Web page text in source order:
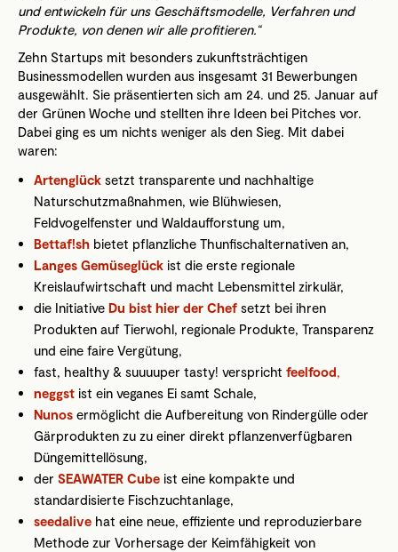
und entwickeln für uns Geschäftsmodelle, Verfahren und
Produkte, von denen wir alle profitieren.“
Zehn Startups mit besonders zukunftsträchtigen
Businessmodellen wurden aus insgesamt 31 Bewerbungen
ausgewählt. Sie präsentierten sich am 24. und 25. Januar auf
der Grünen Woche und stellten ihre Ideen bei Pitches vor.
Dabei ging es um nichts weniger als den Sieg. Mit dabei
waren:
Artenglück setzt transparente und nachhaltige
Naturschutzmaßnahmen, wie Blühwiesen,
Feldvogelfenster und Waldaufforstung um,
Bettaf!sh bietet pflanzliche Thunfischalternativen an,
Langes Gemüseglück ist die erste regionale
Kreislaufwirtschaft und macht Lebensmittel zirkulär,
die Initiative Du bist hier der Chef setzt bei ihren
Produkten auf Tierwohl, regionale Produkte, Transparenz
und eine faire Vergütung,
fast, healthy & suuuuper tasty! verspricht feelfood,
neggst ist ein veganes Ei samt Schale,
Nunos ermöglicht die Aufbereitung von Rindergülle oder
Gärprodukten zu zu einer direkt pflanzenverfügbaren
Düngemittellösung,
der SEAWATER Cube ist eine kompakte und
standardisierte Fischzuchtanlage,
seedalive hat eine neue, effiziente und reproduzierbare
Methode zur Vorhersage der Keimfähigkeit von